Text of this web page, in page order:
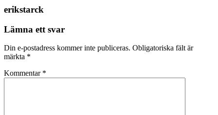
erikstarck
Lämna ett svar
Din e-postadress kommer inte publiceras. Obligatoriska fält är
märkta *
Kommentar *